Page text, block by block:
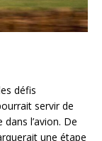
défis
servir de
l’avion. De
une étape